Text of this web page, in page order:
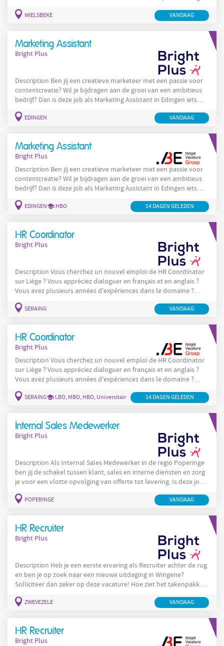
voor een vlotte administratieve opvolging. Solliciteer snel voor
deze job! Wat zijn jouw verantwoordelijkheden als Administratief
het eerste
WIELSBEKE VANDAAG
Marketing Assistant
Bright Plus
Description Ben jij een creatieve marketeer met een passie voor
contentcreatie? Wil je bijdragen aan de groei van een ambitieus
bedrijf? Dan is deze job als Marketing Assistant in Edingen iets
voor jou! Interesse? Solliciteer snel! Als nieuwe Marketing
Assistent zal je instaan voor onder andere: Het creëren van
EDINGEN VANDAAG
Marketing Assistant
Bright Plus
Description Ben jij een creatieve marketeer met een passie voor
contentcreatie? Wil je bijdragen aan de groei van een ambitieus
bedrijf? Dan is deze job als Marketing Assistant in Edingen iets
voor jou! Interesse? Solliciteer snel! Als nieuwe Marketing
Assistent zal je instaan voor onder andere: Het creëren van
EDINGEN HBO 14 DAGEN GELEDEN
HR Coordinator
Bright Plus
Description Vous cherchez un nouvel emploi de HR Coordinator
sur Liège ? Vous appréciez dialoguer en français et en anglais ?
Vous avez plusieurs années d'expériences dans le domaine ?
Postulez maintenant ! En tant que HR Coordinator , nos tâches
sont les suivantes : Vous assurez le suivi administratif RH et
SERAING VANDAAG
HR Coordinator
Bright Plus
Description Vous cherchez un nouvel emploi de HR Coordinator
sur Liège ? Vous appréciez dialoguer en français et en anglais ?
Vous avez plusieurs années d'expériences dans le domaine ?
Postulez maintenant ! En tant que HR Coordinator , nos tâches
sont les suivantes : Vous assurez le suivi administratif RH et
SERAING LBO, MBO, HBO, Universitair 14 DAGEN GELEDEN
Internal Sales Medewerker
Bright Plus
Description Als Internal Sales Medewerker in de regio Poperinge
ben jij de schakel tussen klant, sales en interne diensten en zorg
je voor een vlotte opvolging van offerte tot levering. Is deze job
iets voor jou? Solliciteer nu! Wat is jouw takenpakker als Internal
Sales Medewerker in Poperinge? Je bent het intern commercieel
POPERINGE VANDAAG
HR Recruiter
Bright Plus
Description Heb je een eerste ervaring als Recruiter achter de rug
en ben je op zoek naar een nieuwe uitdaging in Wingene?
Solliciteer dan zeker op deze vacature! Hoe ziet het takenpakket
arbeidersprofielen van A tot Z Je onderhoudt de contacten met
hun
ZWEVEZELE VANDAAG
HR Recruiter
Bright Plus